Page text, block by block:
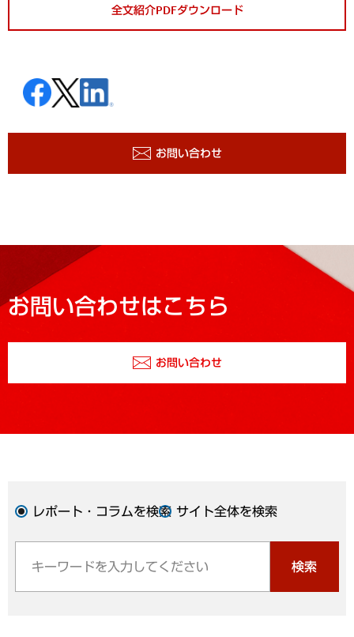
全文紹介PDFダウンロード
お問い合わせ
お問い合わせはこちら
お問い合わせ
レポート・コラムを検索 サイト全体を検索
検索